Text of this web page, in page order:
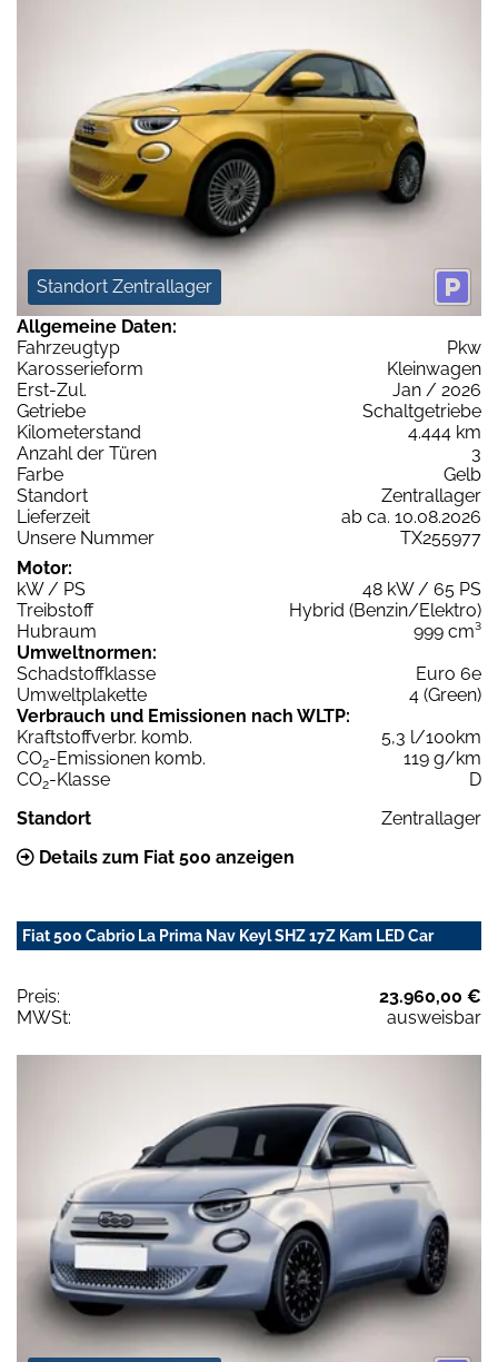
Standort Zentrallager
Allgemeine Daten:
Fahrzeugtyp
Pkw
Karosserieform
Kleinwagen
Erst-Zul.
Jan / 2026
Getriebe
Schaltgetriebe
Kilometerstand
4.444 km
Anzahl der Türen
3
Farbe
Gelb
Standort
Zentrallager
Lieferzeit
ab ca. 10.08.2026
Unsere Nummer
TX255977
Motor:
kW / PS
48 kW / 65 PS
Treibstoff
Hybrid (Benzin/Elektro)
Hubraum
999 cm³
Umweltnormen:
Schadstoffklasse
Euro 6e
Umweltplakette
4 (Green)
Verbrauch und Emissionen nach WLTP:
Kraftstoffverbr. komb.
5,3 l/100km
CO2-Emissionen komb.
119 g/km
CO2-Klasse
D
Standort
Zentrallager
Details zum Fiat 500 anzeigen
Fiat 500 Cabrio La Prima Nav Keyl SHZ 17Z Kam LED Car
Preis:
23.960,00 €
MWSt:
ausweisbar